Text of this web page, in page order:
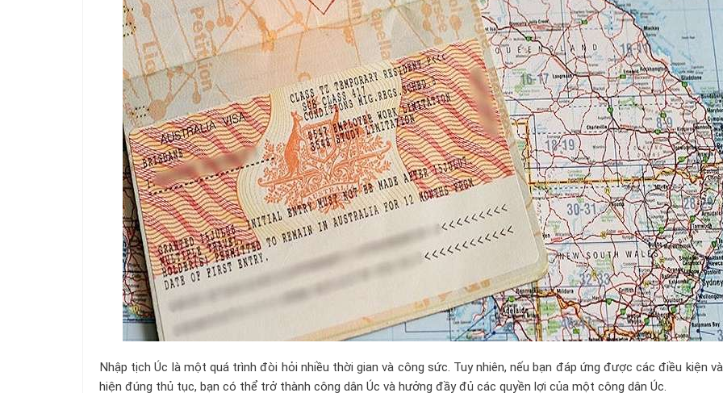
Nhập tịch Úc là một quá trình đòi hỏi nhiều thời gian và công sức. Tuy nhiên, nếu bạn đáp ứng được các điều kiện
hiện đúng thủ tục, bạn có thể trở thành công dân Úc và hưởng đầy đủ các quyền lợi của một công dân Úc.